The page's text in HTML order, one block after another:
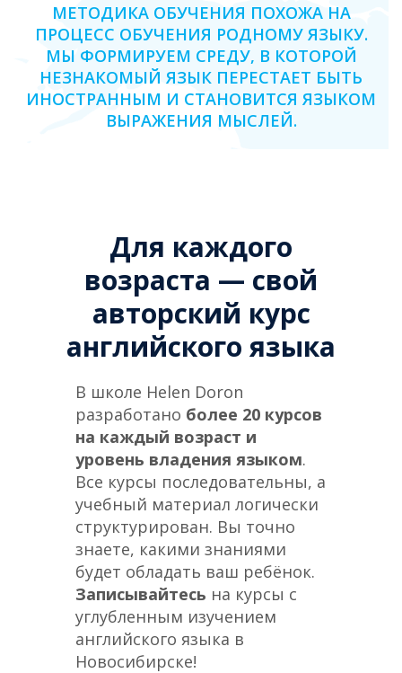
МЕТОДИКА ОБУЧЕНИЯ ПОХОЖА НА
ПРОЦЕСС ОБУЧЕНИЯ РОДНОМУ ЯЗЫКУ.
МЫ ФОРМИРУЕМ СРЕДУ, В КОТОРОЙ
НЕЗНАКОМЫЙ ЯЗЫК ПЕРЕСТАЕТ БЫТЬ
ИНОСТРАННЫМ И СТАНОВИТСЯ ЯЗЫКОМ
ВЫРАЖЕНИЯ МЫСЛЕЙ.
Для каждого
возраста — свой
авторский курс
английского языка
В школе Helen Doron
разработано более 20 курсов
на каждый возраст и
уровень владения языком.
Все курсы последовательны, а
учебный материал логически
структурирован. Вы точно
знаете, какими знаниями
будет обладать ваш ребёнок.
Записывайтесь на курсы с
углубленным изучением
английского языка в
Новосибирске!